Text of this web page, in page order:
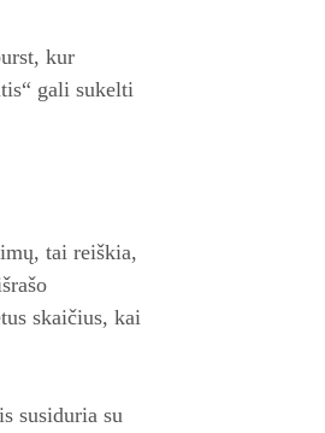
kur
gali sukelti
tai reiškia,
skaičius, kai
susiduria su